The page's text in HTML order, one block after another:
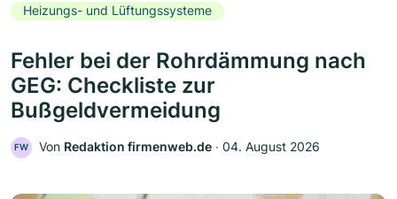
Heizungs- und Lüftungssysteme
Fehler bei der Rohrdämmung nach
GEG: Checkliste zur
Bußgeldvermeidung
FW Von Redaktion firmenweb.de ‧ 04. August 2026